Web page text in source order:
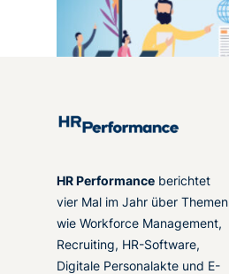
HR Performance berichtet
vier Mal im Jahr über Themen
wie Workforce Management,
Recruiting, HR-Software,
Digitale Personalakte und E-